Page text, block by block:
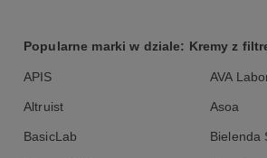
Popularne marki w dziale: Kremy z
APIS AVA
Altruist Asoa
BasicLab Bielenda